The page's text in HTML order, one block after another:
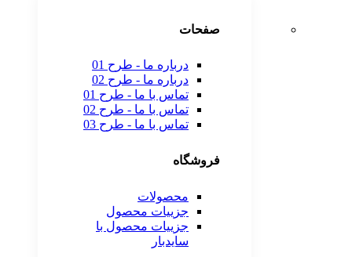
صفحات
درباره ما - طرح 01
درباره ما - طرح 02
تماس با ما - طرح 01
تماس با ما - طرح 02
تماس با ما - طرح 03
فروشگاه
محصولات
جزییات محصول
جزییات محصول با
سایدبار